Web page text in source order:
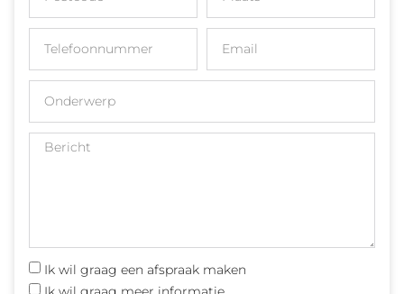
Ik wil graag een afspraak maken